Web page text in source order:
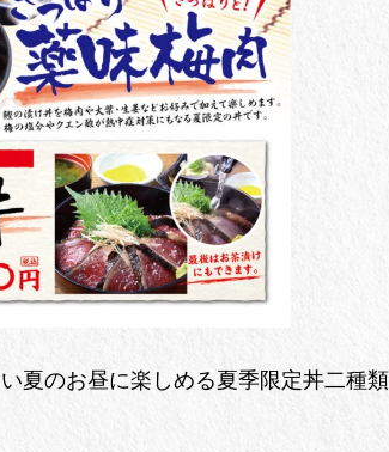
夏のお昼に楽しめる夏季限定丼二種